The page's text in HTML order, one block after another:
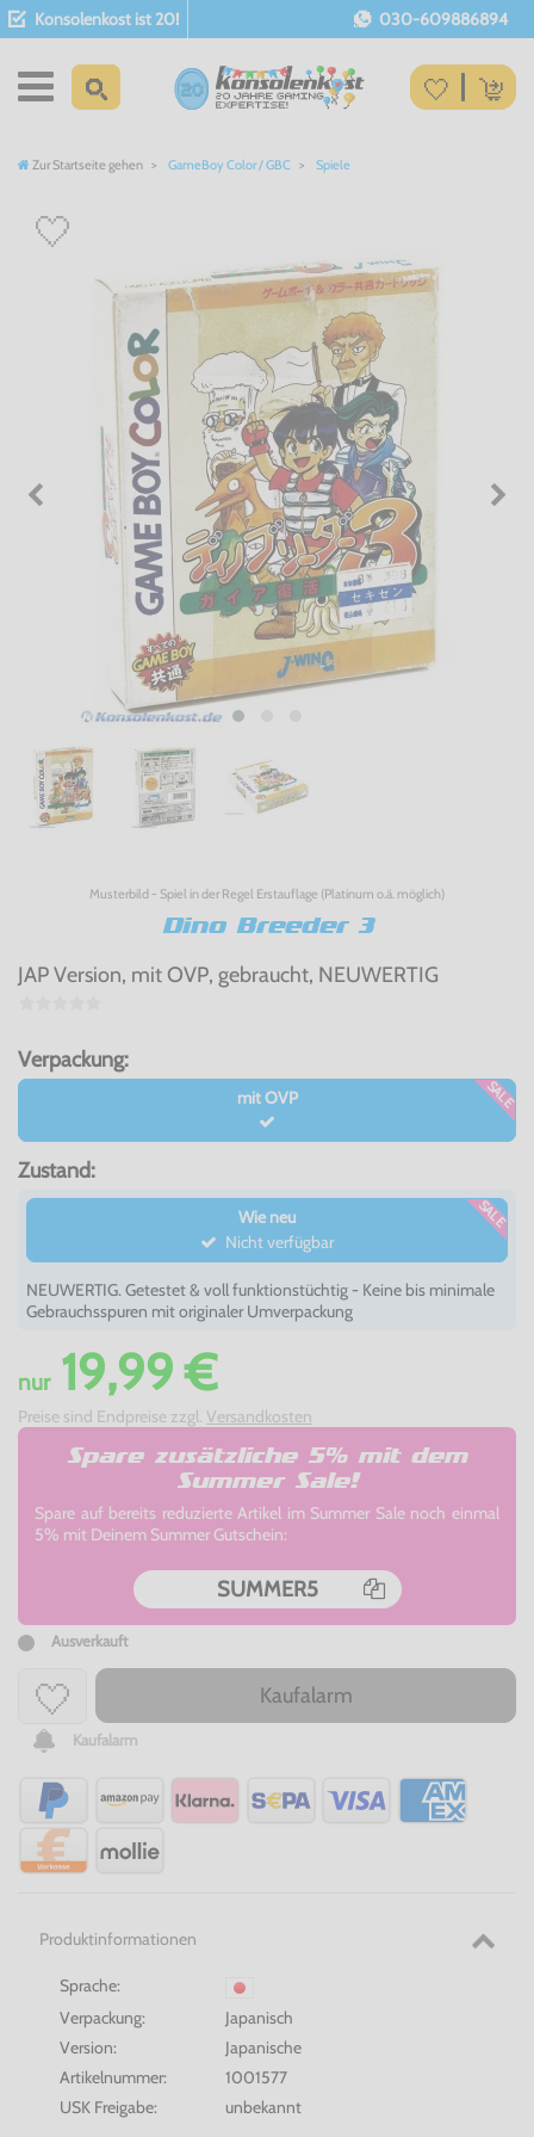
Konsolenkost ist 20! 030-609886894
Zur Startseite gehen GameBoy Color / GBC Spiele
Musterbild - Spiel in der Regel Erstauflage (Platinum o.ä. möglich)
Dino Breeder 3
JAP Version, mit OVP, gebraucht, NEUWERTIG
Verpackung:
mit OVP SALE
Zustand:
Wie neu
Nicht verfügbar
SALE
NEUWERTIG. Getestet & voll funktionstüchtig - Keine bis minimale
Gebrauchsspuren mit originaler Umverpackung
nur19,99 €
Preise sind Endpreise zzgl. Versandkosten
Spare zusätzliche 5% mit dem
Summer Sale!
Spare auf bereits reduzierte Artikel im Summer Sale noch einmal
5% mit Deinem Summer Gutschein:
SUMMER5
Ausverkauft
Kaufalarm
Kaufalarm
Produktinformationen
Sprache:
Verpackung:
Japanisch
Version:
Japanische
Artikelnummer:
1001577
USK Freigabe:
unbekannt